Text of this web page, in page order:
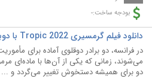
بودجه ساخت:-
دانلود فیلم گرمسیری Tropic 2022 با دوبله فارسی
در فرانسه، دو برادر دوقلوی آماده برای
می‌شوند، زمانی که یکی از آن‌ها با ماده‌ای
دو برای همیشه دستخوش تغییر می‌گردد و ...